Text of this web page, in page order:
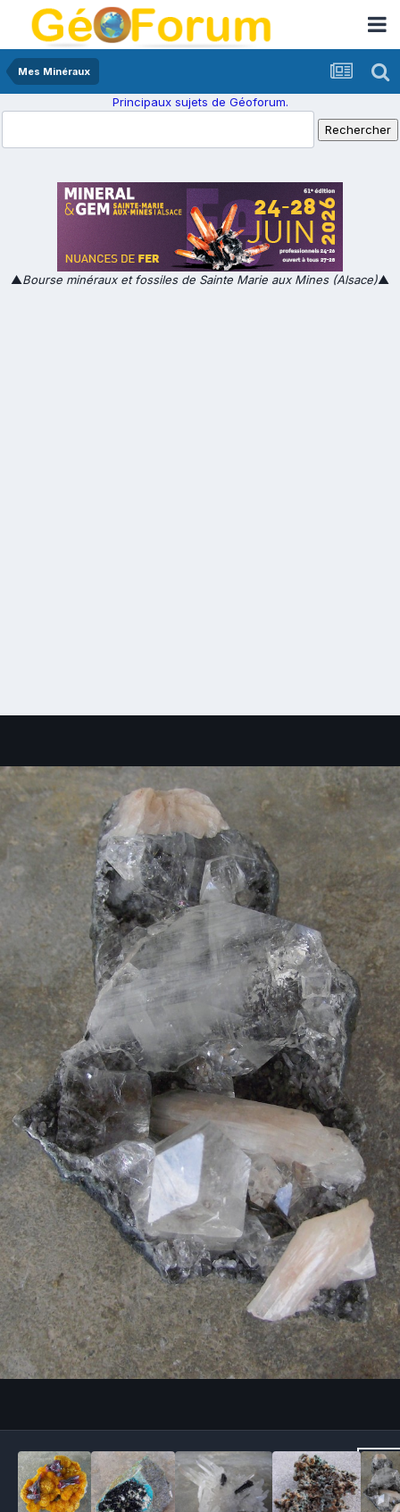
Mes Minéraux
Principaux sujets de Géoforum.
▲Bourse minéraux et fossiles de Sainte Marie aux Mines (Alsace)▲